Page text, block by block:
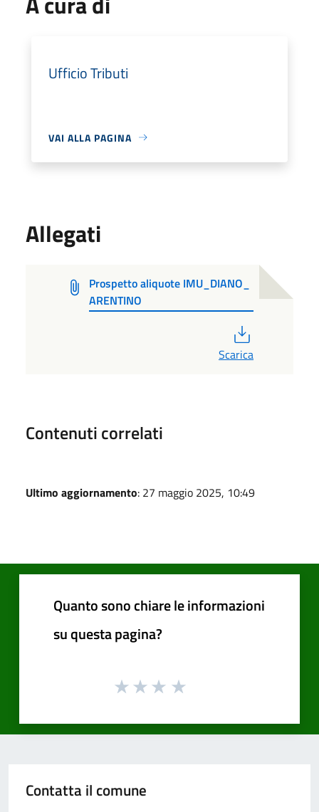
Ufficio Tributi
VAI ALLA PAGINA
Allegati
Prospetto aliquote IMU_DIANO_
ARENTINO
Scarica
Contenuti correlati
Ultimo aggiornamento: 27 maggio 2025, 10:49
Quanto sono chiare le informazioni
su questa pagina?
Contatta il comune